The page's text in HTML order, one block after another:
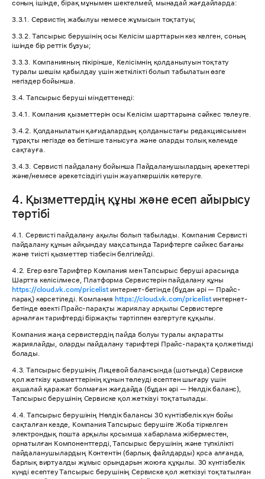
соның ішінде, бірақ мұнымен шектелмей, мынадай жағдайларда:
3.3.1. Сервистің жабылуы немесе жұмысын тоқтатуы;
3.3.2. Тапсырыс берушінің осы Келісім шарттарын кез келген, соның
ішінде бір реттік бұзуы;
3.3.3. Компанияның пікірінше, Келісімнің қолданылуын тоқтату
туралы шешім қабылдау үшін жеткілікті болып табылатын өзге
негіздер бойынша.
3.4. Тапсырыс беруші міндеттенеді:
3.4.1. Компания қызметтерін осы Келісім шарттарына сәйкес төлеуге.
3.4.2. Қолданылатын қағидалардың қолданыстағы редакциясымен
тұрақты негізде өз бетінше танысуға және оларды толық көлемде
сақтауға.
3.4.3. Сервисті пайдалану бойынша Пайдаланушылардың әрекеттері
және/немесе әрекетсіздігі үшін жауапкершілік көтеруге.
4. Қызметтердің құны және есеп айырысу
тәртібі
4.1. Сервисті пайдалану ақылы болып табылады. Компания Сервисті
пайдалану құнын айқындау мақсатында Тарифтерге сәйкес бағаны
және тиісті қызметтер тізбесін белгілейді.
4.2. Егер өзге Тарифтер Компания мен Тапсырыс беруші арасында
Шартта келісілмесе, Платформа Сервистерін пайдалану құны
https://cloud.vk.com/pricelistинтернет-бетінде (бұдан әрі — Прайс-
парақ) көрсетіледі. Компания https://cloud.vk.com/pricelistинтернет-
бетінде өзекті Прайс-парақты жариялау арқылы Сервистерге
арналған тарифтерді біржақты тәртіппен өзгертуге құқылы.
Компания жаңа сервистердің пайда болуы туралы ақпаратты
жариялайды, оларды пайдалану тарифтері Прайс-парақта қолжетімді
болады.
4.3. Тапсырыс берушінің Лицевой балансында (шотында) Сервиске
қол жеткізу қызметтерінің құнын төлеуді есептен шығару үшін
ақшалай қаражат болмаған жағдайда (бұдан әрі — Нөлдік баланс),
Тапсырыс берушінің Сервиске қол жеткізуі тоқтатылады.
4.4. Тапсырыс берушінің Нөлдік балансы 30 күнтізбелік күн бойы
сақталған кезде, Компания Тапсырыс берушіге Жоба тіркелген
электрондық пошта арқылы қосымша хабарлама жіберместен,
орнатылған Компоненттерді, Тапсырыс берушінің және түпкілікті
пайдаланушылардың Контентін (барлық файлдарды) қоса алғанда,
барлық виртуалды жұмыс орындарын жоюға құқылы. 30 күнтізбелік
күнді есептеу Тапсырыс берушінің Сервиске қол жеткізуі тоқтатылған